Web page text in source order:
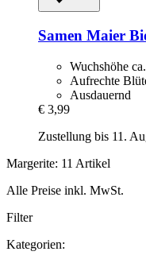
Samen Maier
Wuchshöhe
Aufrechte
Ausdauernd
€ 3,99
Zustellung bis 11.
Margerite: 11 Artikel
Alle Preise inkl. MwSt.
Filter
Kategorien: